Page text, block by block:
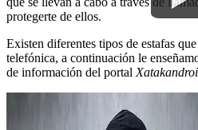
protegerte de ellos.
Existen diferentes tipos de estafas
telefónica, a continuación le
de información del portal